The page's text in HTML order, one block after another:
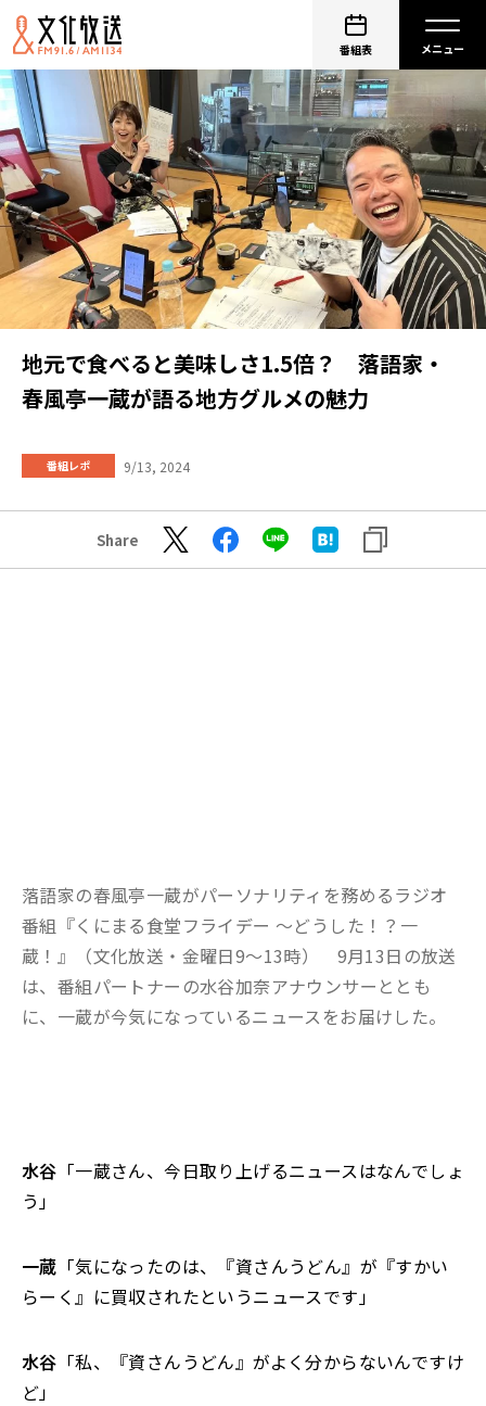
番組表
地元で食べると美味しさ1.5倍？ 落語家・
春風亭一蔵が語る地方グルメの魅力
番組レポ 9/13, 2024
Share
落語家の春風亭一蔵がパーソナリティを務めるラジオ
番組『くにまる食堂フライデー ～どうした！？一
蔵！』（文化放送・金曜日9〜13時） 9月13日の放送
は、番組パートナーの水谷加奈アナウンサーととも
に、一蔵が今気になっているニュースをお届けした。
水谷 「一蔵さん、今日取り上げるニュースはなんでしょ
う」
一蔵 「気になったのは、『資さんうどん』が『すかい
らーく』に買収されたというニュースです」
水谷 「私、『資さんうどん』がよく分からないんですけ
ど」